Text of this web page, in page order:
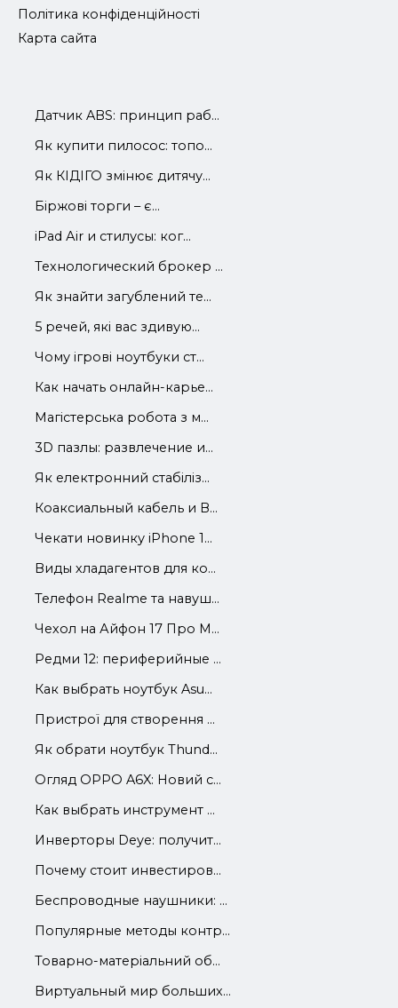
Політика конфіденційності
Карта сайта
Датчик ABS: принцип раб...
Як купити пилосос: топо...
Як КІДІГО змінює дитячу...
Біржові торги – є...
iРad Аir и стилусы: ког...
Технологический брокер ...
Як знайти загублений те...
5 речей, які вас здивую...
Чому ігрові ноутбуки ст...
Как начать онлайн-карье...
Магістерська робота з м...
3D пазлы: развлечение и...
Як електронний стабіліз...
Коаксиальный кабель и В...
Чекати новинку iPhone 1...
Виды хладагентов для ко...
Телефон Realme та навуш...
Чехол на Айфон 17 Про М...
Редми 12: периферийные ...
Как выбрать ноутбук Asu...
Пристрої для створення ...
Як обрати ноутбук Thund...
Огляд OPPO A6X: Новий с...
Как выбрать инструмент ...
Инверторы Deye: получит...
Почему стоит инвестиров...
Беспроводные наушники: ...
Популярные методы контр...
Товарно-матеріальний об...
Виртуальный мир больших...